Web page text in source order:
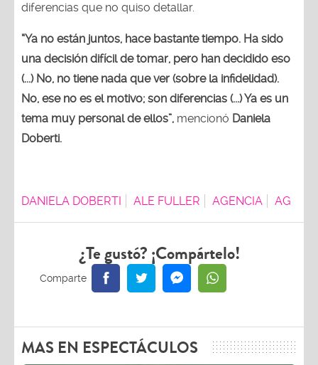
diferencias que no quiso detallar.
“Ya no están juntos, hace bastante tiempo. Ha sido
una decisión difícil de tomar, pero han decidido eso
(...) No, no tiene nada que ver (sobre la infidelidad).
No, ese no es el motivo; son diferencias (...) Ya es un
tema muy personal de ellos”, mencionó Daniela
Doberti.
DANIELA DOBERTI ALE FULLER AGENCIA AG
¿Te gustó? ¡Compártelo!
MAS EN ESPECTÁCULOS